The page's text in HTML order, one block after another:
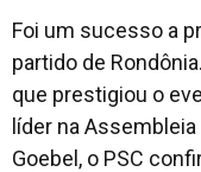
Foi um sucesso a
partido de
que prestigiou o
líder na
Goebel, o PSC